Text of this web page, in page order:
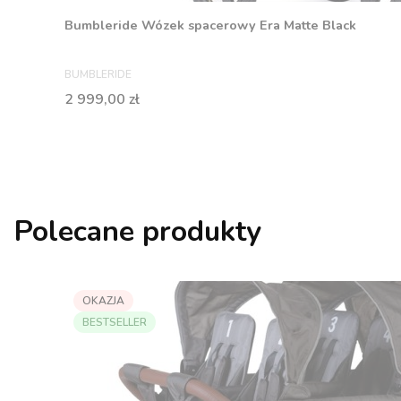
Bumbleride Wózek spacerowy Era Matte Black
PRODUCENT
BUMBLERIDE
Cena
2 999,00 zł
Polecane produkty
OKAZJA
BESTSELLER